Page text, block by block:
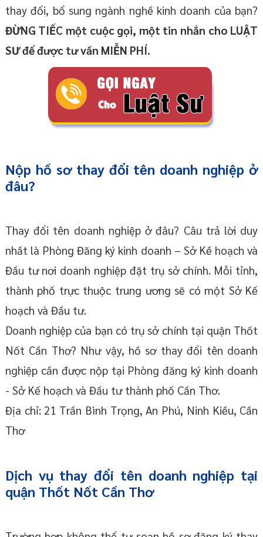
thay đổi, bổ sung ngành nghề kinh doanh của bạn?
ĐỪNG TIẾC một cuộc gọi, một tin nhắn cho LUẬT
SƯ để được tư vấn MIỄN PHÍ.
Nộp hồ sơ thay đổi tên doanh nghiệp ở
đâu?
Thay đổi tên doanh nghiệp ở đâu? Câu trả lời duy
nhất là Phòng Đăng ký kinh doanh – Sở Kế hoạch và
Đầu tư nơi doanh nghiệp đặt trụ sở chính. Mỗi tỉnh,
thành phố trực thuộc trung ương sẽ có một Sở Kế
hoạch và Đầu tư.
Doanh nghiệp của bạn có trụ sở chính tại quận Thốt
Nốt Cần Thơ? Như vậy, hồ sơ thay đổi tên doanh
nghiệp cần được nộp tại Phòng đăng ký kinh doanh
- Sở Kế hoạch và Đầu tư thành phố Cần Thơ.
Địa chỉ: 21 Trần Bình Trọng, An Phú, Ninh Kiều, Cần
Thơ
Dịch vụ thay đổi tên doanh nghiệp tại
quận Thốt Nốt Cần Thơ